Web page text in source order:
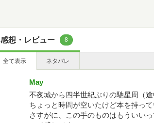
感想・レビュー 8
全て表示 ネタバレ
May
不夜城から四半世紀ぶりの馳星周（
ちょっと時間が空いたけど本を持っ
さすがに、この手のものはもういい